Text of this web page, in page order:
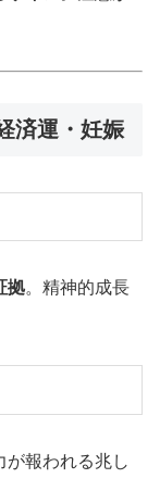
済運・妊娠
拠。精神的成長
が報われる兆し